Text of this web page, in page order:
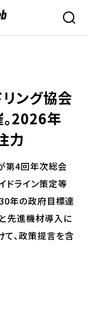
ング協会
2026年
力
第4回年次総会
ドライン策定等
年の政府目標達
先進機材導入に
、政策提言を含